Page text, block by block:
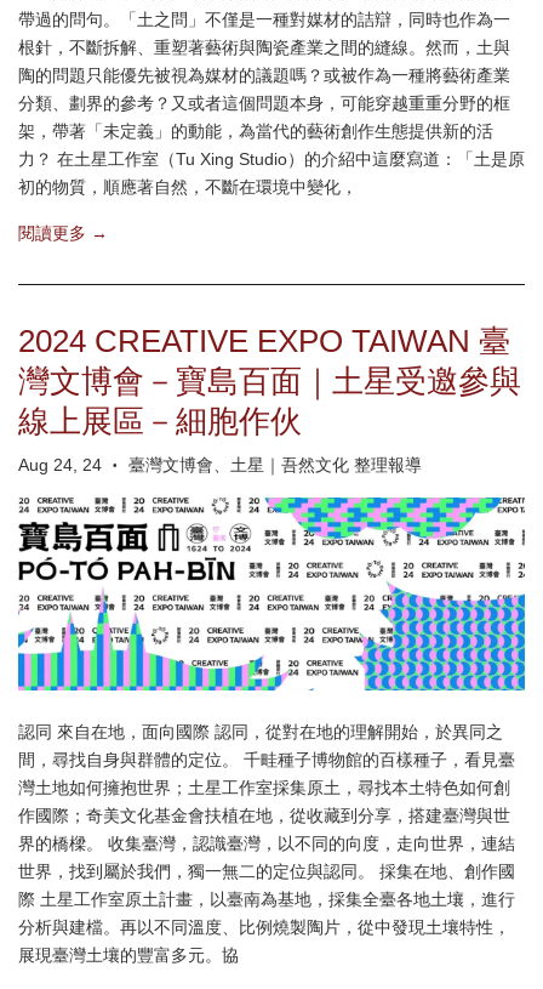
帶過的問句。「土之問」不僅是一種對媒材的詰辯，同時也作為一
根針，不斷拆解、重塑著藝術與陶瓷產業之間的縫線。然而，土與
陶的問題只能優先被視為媒材的議題嗎？或被作為一種將藝術產業
分類、劃界的參考？又或者這個問題本身，可能穿越重重分野的框
架，帶著「未定義」的動能，為當代的藝術創作生態提供新的活
力？ 在土星工作室（Tu Xing Studio）的介紹中這麼寫道：「土是原
初的物質，順應著自然，不斷在環境中變化，
閱讀更多 →
2024 CREATIVE EXPO TAIWAN 臺
灣文博會－寶島百面｜土星受邀參與
線上展區－細胞作伙
Aug 24, 24 • 臺灣文博會、土星｜吾然文化 整理報導
認同 來自在地，面向國際 認同，從對在地的理解開始，於異同之
間，尋找自身與群體的定位。 千畦種子博物館的百樣種子，看見臺
灣土地如何擁抱世界；土星工作室採集原土，尋找本土特色如何創
作國際；奇美文化基金會扶植在地，從收藏到分享，搭建臺灣與世
界的橋樑。 收集臺灣，認識臺灣，以不同的向度，走向世界，連結
世界，找到屬於我們，獨一無二的定位與認同。 採集在地、創作國
際 土星工作室原土計畫，以臺南為基地，採集全臺各地土壤，進行
分析與建檔。再以不同溫度、比例燒製陶片，從中發現土壤特性，
展現臺灣土壤的豐富多元。協